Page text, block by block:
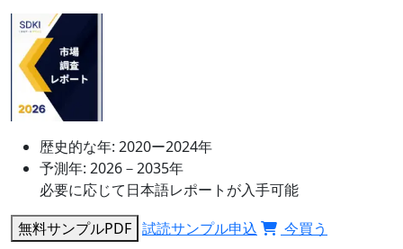
歴史的な年: 2020ー2024年
予測年: 2026－2035年
必要に応じて日本語レポートが入手可能
無料サンプルPDF 試読サンプル申込 今買う